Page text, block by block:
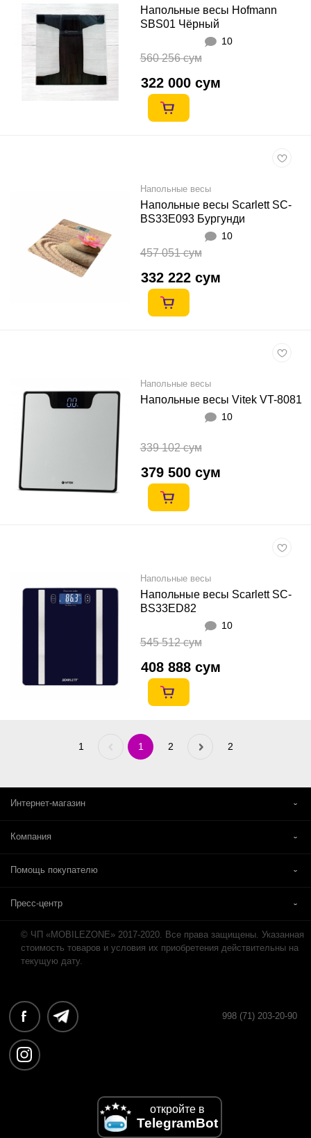
Напольные весы Hofmann
SBS01 Чёрный
10
560 256 сум
322 000 сум
Напольные весы
Напольные весы Scarlett SC-
BS33E093 Бургунди
10
457 051 сум
332 222 сум
Напольные весы
Напольные весы Vitek VT-8081
10
339 102 сум
379 500 сум
Напольные весы
Напольные весы Scarlett SC-
BS33ED82
10
545 512 сум
408 888 сум
1 Previous
1 2 »Next 2
Интернет-магазин
Компания
Помощь покупателю
Пресс-центр
© ЧП «MOBILEZONE» 2017-2020. Все права защищены. Указанная
стоимость товаров и условия их приобретения действительны на
текущую дату.
998 (71) 203-20-90
откройте в
TelegramBot